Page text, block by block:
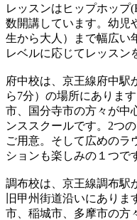
レッスンはヒップホップ
数開講しています。幼児
生から大人）まで幅広い
レベルに応じてレッスン
府中校は、京王線府中駅
ら7分）の場所にありま
市、国分寺市の方々が中
ンススクールです。2つ
ご用意。そして広めのラ
ションも楽しみの１つで
調布校は、京王線調布駅
旧甲州街道沿いにあり
市、稲城市、多摩市の方